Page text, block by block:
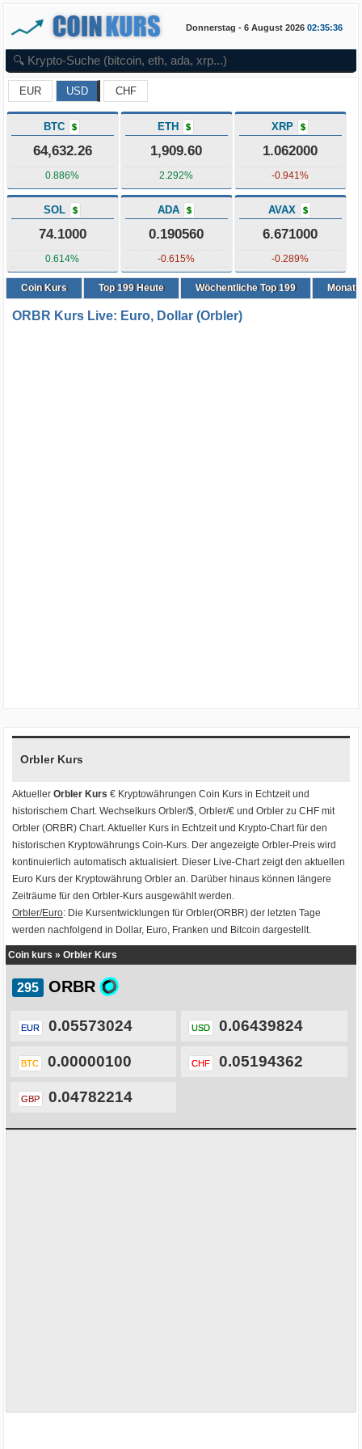
Donnerstag - 6 August 2026 02:35:37
EUR USD CHF
BTC $
64,632.26
0.886%
ETH $
1,909.60
2.292%
XRP $
1.062000
-0.941%
SOL $
74.1000
0.614%
ADA $
0.190560
-0.615%
AVAX $
6.671000
-0.289%
Coin Kurs Top199Heute Wöchentliche Top 199
ORBR Kurs Live: Euro, Dollar (Orbler)
Orbler Kurs
Aktueller Orbler Kurs € Kryptowährungen Coin Kurs in Echtzeit und
historischem Chart. Wechselkurs Orbler/$, Orbler/€ und Orbler zu CHF mit
Orbler (ORBR) Chart. Aktueller Kurs in Echtzeit und Krypto-Chart für den
historischen Kryptowährungs Coin-Kurs. Der angezeigte Orbler-Preis wird
kontinuierlich automatisch aktualisiert. Dieser Live-Chart zeigt den aktuellen
Euro Kurs der Kryptowährung Orbler an. Darüber hinaus können längere
Zeiträume für den Orbler-Kurs ausgewählt werden.
Orbler/Euro: Die Kursentwicklungen für Orbler(ORBR) der letzten Tage
werden nachfolgend in Dollar, Euro, Franken und Bitcoin dargestellt.
Coin kurs » Orbler Kurs
ORBR
EUR 0.05573024 USD 0.06439824
BTC 0.00000100 CHF 0.05194362
GBP 0.04782214